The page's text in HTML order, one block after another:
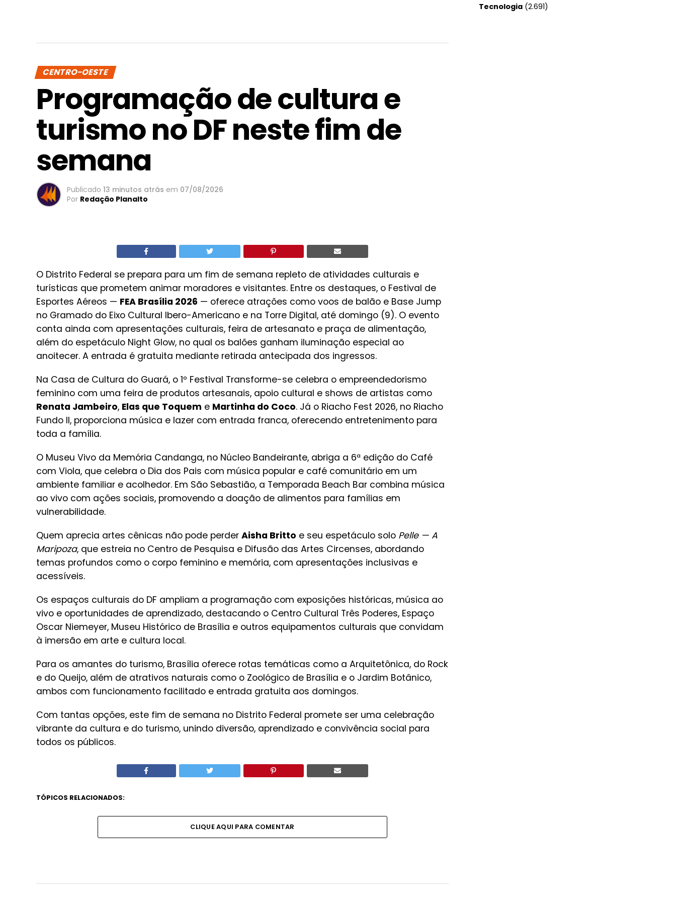
CENTRO-OESTE
Programação de cultura e
turismo no DF neste fim de
semana
Publicado 13 minutos atrás em 07/08/2026
Por Redação Planalto
O Distrito Federal se prepara para um fim de semana repleto de atividades culturais e
turísticas que prometem animar moradores e visitantes. Entre os destaques, o Festival de
Esportes Aéreos — FEA Brasília 2026 — oferece atrações como voos de balão e Base Jump
no Gramado do Eixo Cultural Ibero-Americano e na Torre Digital, até domingo (9). O evento
conta ainda com apresentações culturais, feira de artesanato e praça de alimentação,
além do espetáculo Night Glow, no qual os balões ganham iluminação especial ao
anoitecer. A entrada é gratuita mediante retirada antecipada dos ingressos.
Na Casa de Cultura do Guará, o 1º Festival Transforme-se celebra o empreendedorismo
feminino com uma feira de produtos artesanais, apoio cultural e shows de artistas como
Renata Jambeiro, Elas que Toquem e Martinha do Coco. Já o Riacho Fest 2026, no Riacho
Fundo II, proporciona música e lazer com entrada franca, oferecendo entretenimento para
toda a família.
O Museu Vivo da Memória Candanga, no Núcleo Bandeirante, abriga a 6ª edição do Café
com Viola, que celebra o Dia dos Pais com música popular e café comunitário em um
ambiente familiar e acolhedor. Em São Sebastião, a Temporada Beach Bar combina música
ao vivo com ações sociais, promovendo a doação de alimentos para famílias em
vulnerabilidade.
Quem aprecia artes cênicas não pode perder Aisha Britto e seu espetáculo solo Pelle — A
Maripoza, que estreia no Centro de Pesquisa e Difusão das Artes Circenses, abordando
temas profundos como o corpo feminino e memória, com apresentações inclusivas e
acessíveis.
Os espaços culturais do DF ampliam a programação com exposições históricas, música ao
vivo e oportunidades de aprendizado, destacando o Centro Cultural Três Poderes, Espaço
Oscar Niemeyer, Museu Histórico de Brasília e outros equipamentos culturais que convidam
à imersão em arte e cultura local.
Para os amantes do turismo, Brasília oferece rotas temáticas como a Arquitetônica, do Rock
e do Queijo, além de atrativos naturais como o Zoológico de Brasília e o Jardim Botânico,
ambos com funcionamento facilitado e entrada gratuita aos domingos.
Com tantas opções, este fim de semana no Distrito Federal promete ser uma celebração
vibrante da cultura e do turismo, unindo diversão, aprendizado e convivência social para
todos os públicos.
TÓPICOS RELACIONADOS:
CLIQUE AQUI PARA COMENTAR
Tecnologia (2.691)